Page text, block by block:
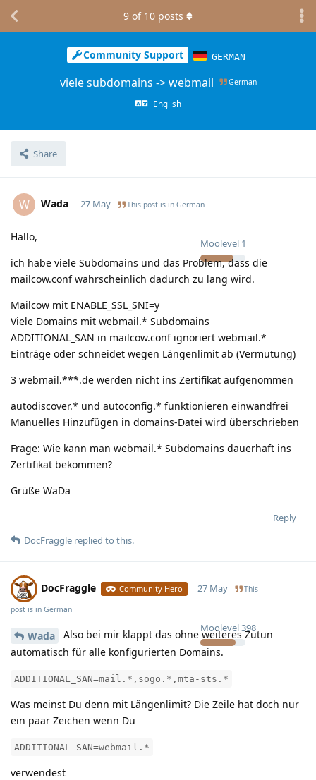
Community Support GERMAN
viele subdomains -> webmail German
English
Share
9 of 10 posts
W Wada
Moolevel 1
27 May This post is in German
Hallo,
ich habe viele Subdomains und das Problem, dass die
mailcow.conf wahrscheinlich dadurch zu lang wird.
Mailcow mit ENABLE_SSL_SNI=y
Viele Domains mit webmail.* Subdomains
ADDITIONAL_SAN in mailcow.conf ignoriert webmail.*
Einträge oder schneidet wegen Längenlimit ab (Vermutung)
3 webmail.***.de werden nicht ins Zertifikat aufgenommen
autodiscover.* und autoconfig.* funktionieren einwandfrei
Manuelles Hinzufügen in domains-Datei wird überschrieben
Frage: Wie kann man webmail.* Subdomains dauerhaft ins
Zertifikat bekommen?
Grüße WaDa
Reply
DocFraggle replied to this.
DocFraggle Community Hero
Moolevel398
27 May This
post is in German
Wada
Also bei mir klappt das ohne weiteres Zutun
automatisch für alle konfigurierten Domains.
ADDITIONAL_SAN=mail.*,sogo.*,mta-sts.*
Was meinst Du denn mit Längenlimit? Die Zeile hat doch nur
ein paar Zeichen wenn Du
ADDITIONAL_SAN=webmail.*
verwendest